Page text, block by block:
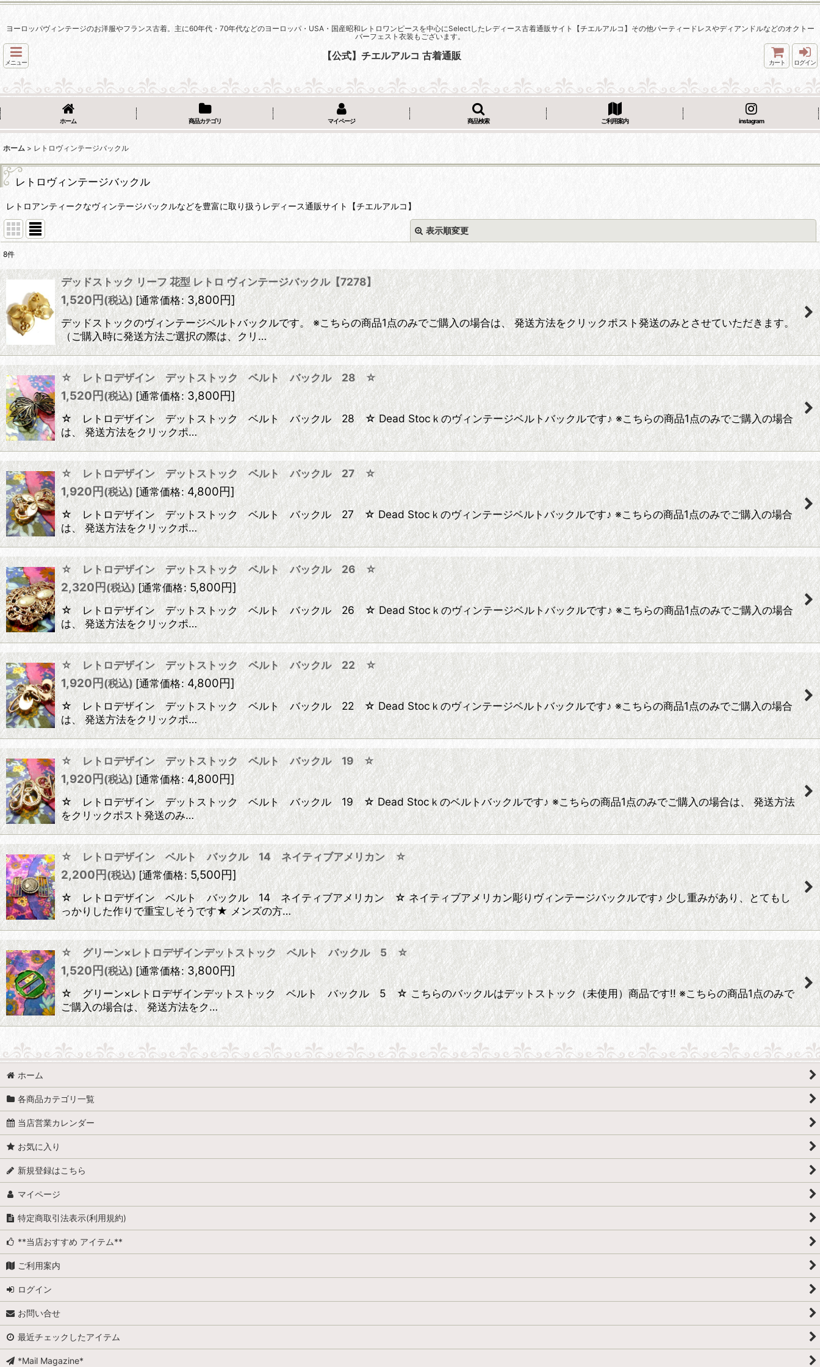
ヨーロッパヴィンテージのお洋服やフランス古着。主に60年代・70年代などのヨーロッパ・USA・国産昭和レトロワンピースを中心にSelectしたレディース古着通販サイト【チエルアルコ】その他パーティードレスやディアンドルなどのオクトー
バーフェスト衣装もございます。
メニュー
【公式】チエルアルコ 古着通販
カート ログイン
ホーム 商品カテゴリ マイページ 商品検索 ご利用案内 instagram
ホーム > レトロヴィンテージバックル
レトロヴィンテージバックル
レトロアンティークなヴィンテージバックルなどを豊富に取り扱うレディース通販サイト【チエルアルコ】
表示順変更
在庫あり
並び順:
絞り込む
8件
デッドストック リーフ 花型 レトロ ヴィンテージバックル【7278】
1,520円(税込)[通常価格: 3,800円]
デッドストックのヴィンテージベルトバックルです。 ※こちらの商品1点のみでご購入の場合は、 発送方法をクリックポスト発送のみとさせていただきます。
（ご購入時に発送方法ご選択の際は、クリ…
☆ レトロデザイン デットストック ベルト バックル 28 ☆
1,520円(税込)[通常価格: 3,800円]
☆ レトロデザイン デットストック ベルト バックル 28 ☆ Dead Stocｋのヴィンテージベルトバックルです♪ ※こちらの商品1点のみでご購入の場合
は、 発送方法をクリックポ…
☆ レトロデザイン デットストック ベルト バックル 27 ☆
1,920円(税込)[通常価格: 4,800円]
☆ レトロデザイン デットストック ベルト バックル 27 ☆ Dead Stocｋのヴィンテージベルトバックルです♪ ※こちらの商品1点のみでご購入の場合
は、 発送方法をクリックポ…
☆ レトロデザイン デットストック ベルト バックル 26 ☆
2,320円(税込) [通常価格: 5,800円]
☆ レトロデザイン デットストック ベルト バックル 26 ☆ Dead Stocｋのヴィンテージベルトバックルです♪ ※こちらの商品1点のみでご購入の場合
は、 発送方法をクリックポ…
☆ レトロデザイン デットストック ベルト バックル 22 ☆
1,920円(税込)[通常価格: 4,800円]
☆ レトロデザイン デットストック ベルト バックル 22 ☆ Dead Stocｋのヴィンテージベルトバックルです♪ ※こちらの商品1点のみでご購入の場合
は、 発送方法をクリックポ…
☆ レトロデザイン デットストック ベルト バックル 19 ☆
1,920円(税込)[通常価格: 4,800円]
☆ レトロデザイン デットストック ベルト バックル 19 ☆ Dead Stocｋのベルトバックルです♪ ※こちらの商品1点のみでご購入の場合は、 発送方法
をクリックポスト発送のみ…
☆ レトロデザイン ベルト バックル 14 ネイティブアメリカン ☆
2,200円(税込)[通常価格: 5,500円]
☆ レトロデザイン ベルト バックル 14 ネイティブアメリカン ☆ ネイティブアメリカン彫りヴィンテージバックルです♪ 少し重みがあり、とてもし
っかりした作りで重宝しそうです★ メンズの方…
☆ グリーン×レトロデザインデットストック ベルト バックル 5 ☆
1,520円(税込)[通常価格: 3,800円]
☆ グリーン×レトロデザインデットストック ベルト バックル 5 ☆ こちらのバックルはデットストック（未使用）商品です!! ※こちらの商品1点のみで
ご購入の場合は、 発送方法をク…
ホーム
各商品カテゴリ一覧
当店営業カレンダー
お気に入り
新規登録はこちら
マイページ
特定商取引法表示(利用規約)
**当店おすすめ アイテム**
ご利用案内
ログイン
お問い合せ
最近チェックしたアイテム
*Mail Magazine*